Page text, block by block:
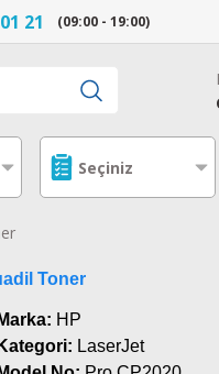
21 (09:00 - 19:00)
Toner
Marka: HP
Kategori: LaserJet